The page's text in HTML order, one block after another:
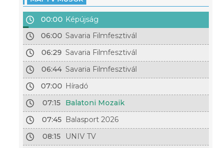
00:00 Képújság
06:00 Savaria Filmfesztivál
06:29 Savaria Filmfesztivál
06:44 Savaria Filmfesztivál
07:00 Híradó
07:15
Balatoni Mozaik
07:45 Balasport 2026
08:15
UNIV TV